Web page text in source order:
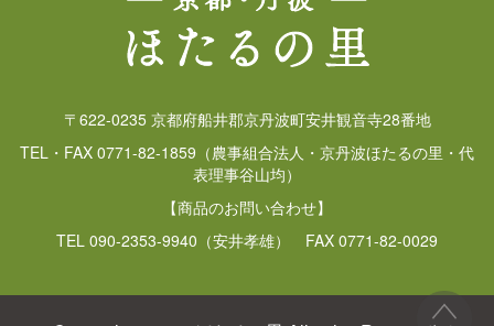
〒622-0235 京都府船井郡京丹波町安井観音寺28番地
TEL・FAX 0771-82-1859（農事組合法人・京丹波ほたるの里・代
表理事谷山均）
【商品のお問い合わせ】
TEL 090-2353-9940（安井孝雄） FAX 0771-82-0029